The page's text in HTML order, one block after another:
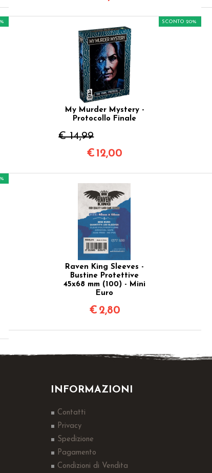
My Murder Mystery -
Protocollo Finale
€ 14,99
SCONTO 20%
€ 12,00
Raven King Sleeves -
Bustine Protettive
45x68 mm (100) - Mini
Euro
€ 2,80
INFORMAZIONI
Contatti
Privacy
Spedizione
Pagamento
Condizioni di Vendita